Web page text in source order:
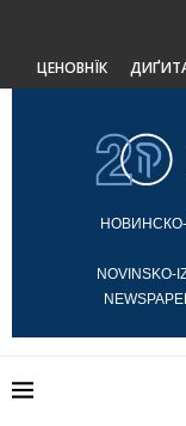
ЦЕНОВНЇК
NOVINSKO-